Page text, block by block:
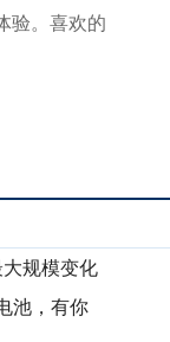
验。喜欢的
规模变化
池，有你